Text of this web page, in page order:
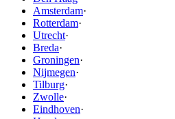
Amsterdam·
Rotterdam·
Utrecht·
Breda·
Groningen·
Nijmegen·
Tilburg·
Zwolle·
Eindhoven·